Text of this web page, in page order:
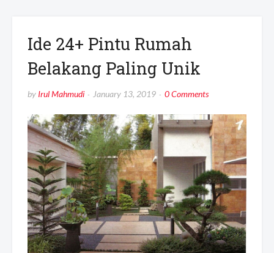
Ide 24+ Pintu Rumah
Belakang Paling Unik
by Irul Mahmudi January 13, 2019 0 Comments